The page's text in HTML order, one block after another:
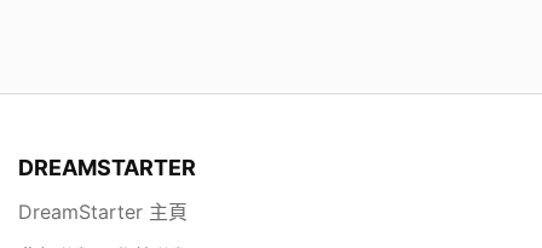
DREAMSTARTER
DreamStarter 主頁